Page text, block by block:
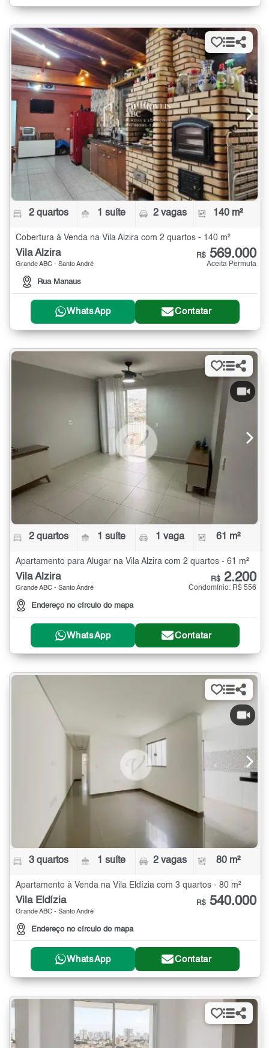
2 quartos 1 suíte 2 vagas 140 m²
Cobertura à Venda na Vila Alzira com 2 quartos - 140 m²
Vila Alzira
Grande ABC - Santo André
Rua Manaus
R$ 569.000
Aceita Permuta
WhatsApp Contatar
2 quartos 1 suíte 1 vaga 61 m²
Apartamento para Alugar na Vila Alzira com 2 quartos - 61 m²
Vila Alzira
Grande ABC - Santo André
Endereço no círculo do mapa
R$ 2.200
Condomínio: R$ 556
WhatsApp Contatar
3 quartos 1 suíte 2 vagas 80 m²
Apartamento à Venda na Vila Eldízia com 3 quartos - 80 m²
Vila Eldízia
Grande ABC - Santo André
Endereço no círculo do mapa
R$ 540.000
WhatsApp Contatar